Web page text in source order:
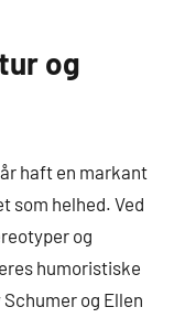
og
haft en markant
som helhed. Ved
og
humoristiske
og Ellen